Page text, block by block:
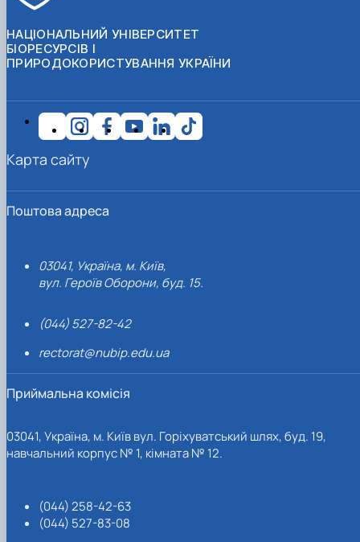
НАЦІОНАЛЬНИЙ УНІВЕРСИТЕТ
БІОРЕСУРСІВ І
ПРИРОДОКОРИСТУВАННЯ УКРАЇНИ
Поштова адреса
03041, Україна, м. Київ,
вул. Героїв Оборони, буд. 15.
(044) 527-82-42
rectorat@nubip.edu.ua
Приймальна комісія
03041, Україна, м. Київ вул. Горіхуватський шлях, буд. 19,
навчальний корпус № 1, кімната № 12.
(044) 258-42-63
(044) 527-83-08
Карта сайту